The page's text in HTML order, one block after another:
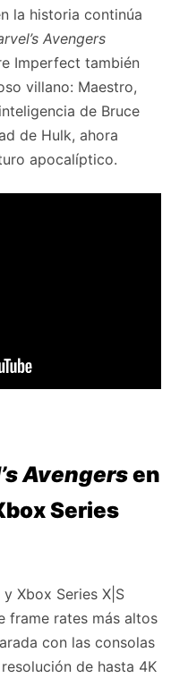
la historia continúa
Avengers
Imperfect también
villano: Maestro,
de Bruce
de Hulk, ahora
apocalíptico.
Avengersen
Series
Xbox Series X|S
frame rates más altos
con las consolas
de hasta 4K